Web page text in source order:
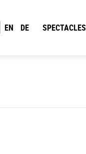
EN DE SPECTACLES